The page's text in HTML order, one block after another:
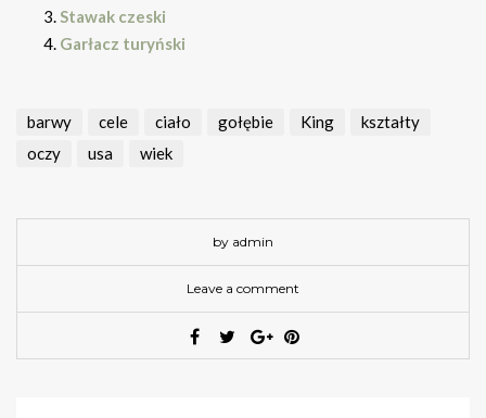
Stawak czeski
Garłacz turyński
barwy cele ciało gołębie King
kształty
oczy
usa wiek
by admin
Leave a comment